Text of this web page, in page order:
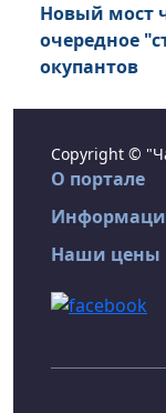
Новый мост
очередное
окупантов
Copyright ©
О портале
Наши цены